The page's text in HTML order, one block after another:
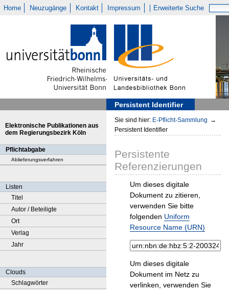
Home Neuzugänge Kontakt Impressum Erweiterte Suche
Persistent Identifier
Elektronische Publikationen aus
dem Regierungsbezirk Köln
Pflichtabgabe
Ablieferungsverfahren
Listen
Titel
Autor / Beteiligte
Ort
Verlag
Jahr
Clouds
Schlagwörter
Sie sind hier: E-Pflicht-Sammlung →
Persistent Identifier
Persistente
Referenzierungen
Um dieses digitale
Dokument zu zitieren,
verwenden Sie bitte
folgenden Uniform
Resource Name (URN)
Um dieses digitale
Dokument im Netz zu
verlinken, verwenden Sie